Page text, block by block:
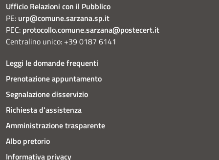
Ufficio Relazioni con il Pubblico
PE: urp@comune.sarzana.sp.it
PEC: protocollo.comune.sarzana@postecert.it
Centralino unico: +39 0187 6141
Leggi le domande frequenti
Prenotazione appuntamento
Segnalazione disservizio
Richiesta d'assistenza
Amministrazione trasparente
Albo pretorio
Informativa privacy